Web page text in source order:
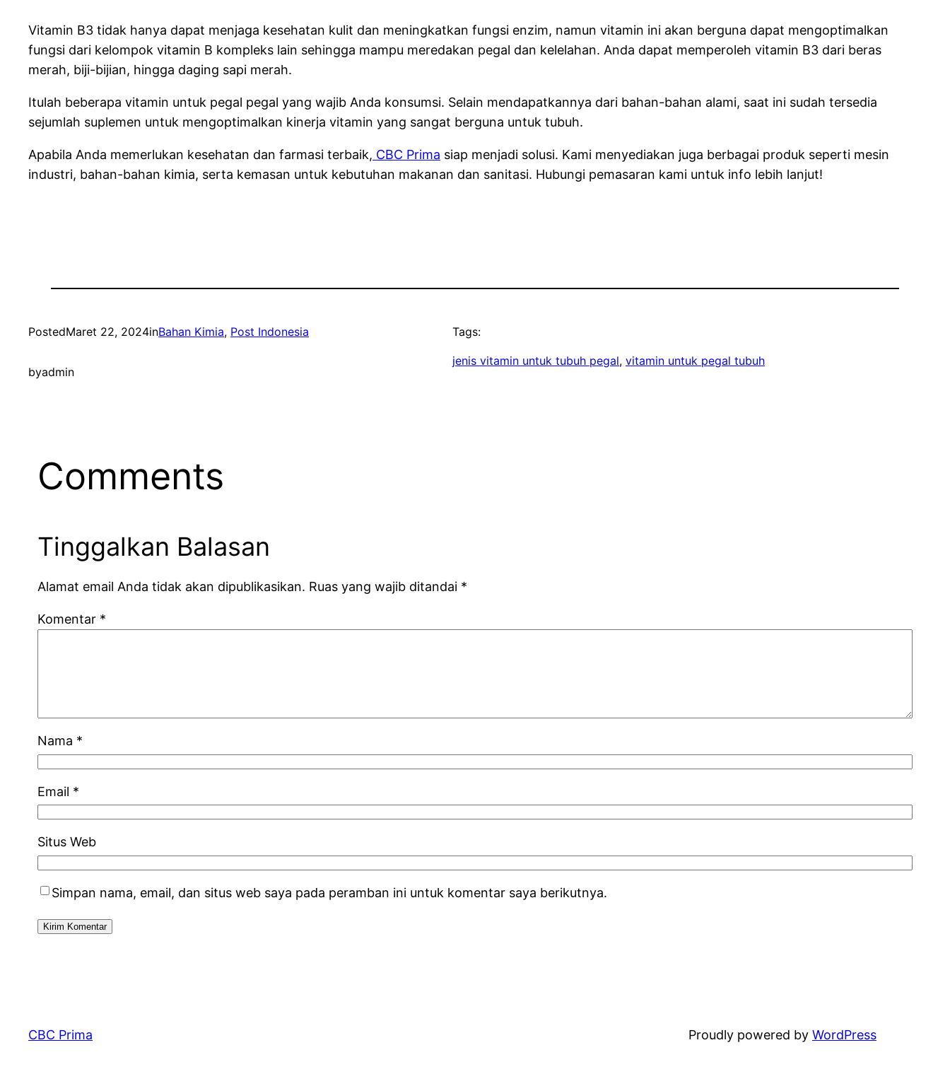
Vitamin B3 tidak hanya dapat menjaga kesehatan kulit dan meningkatkan fungsi enzim, namun vitamin ini akan berguna dapat mengoptimalkan
fungsi dari kelompok vitamin B kompleks lain sehingga mampu meredakan pegal dan kelelahan. Anda dapat memperoleh vitamin B3 dari beras
merah, biji-bijian, hingga daging sapi merah.
Itulah beberapa vitamin untuk pegal pegal yang wajib Anda konsumsi. Selain mendapatkannya dari bahan-bahan alami, saat ini sudah tersedia
sejumlah suplemen untuk mengoptimalkan kinerja vitamin yang sangat berguna untuk tubuh.
Apabila Anda memerlukan kesehatan dan farmasi terbaik, CBC Prima siap menjadi solusi. Kami menyediakan juga berbagai produk seperti mesin
industri, bahan-bahan kimia, serta kemasan untuk kebutuhan makanan dan sanitasi. Hubungi pemasaran kami untuk info lebih lanjut!
PostedMaret 22, 2024inBahan Kimia, Post Indonesia
byadmin
Tags:
jenis vitamin untuk tubuh pegal, vitamin untuk pegal tubuh
Comments
Tinggalkan Balasan
Alamat email Anda tidak akan dipublikasikan. Ruas yang wajib ditandai *
Komentar *
Nama *
Email *
Situs Web
Simpan nama, email, dan situs web saya pada peramban ini untuk komentar saya berikutnya.
CBC Prima Proudly powered by WordPress